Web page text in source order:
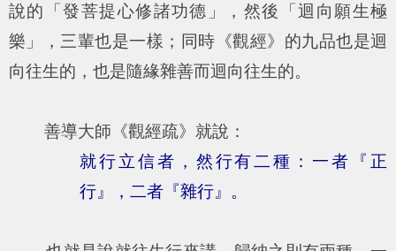
說的「發菩提心修諸功德」，然後「迴向願生極
樂」，三輩也是一樣；同時《觀經》的九品也是迴
向往生的，也是隨緣雜善而迴向往生的。
善導大師《觀經疏》就說：
就行立信者，然行有二種：一者『正
行』，二者『雜行』。